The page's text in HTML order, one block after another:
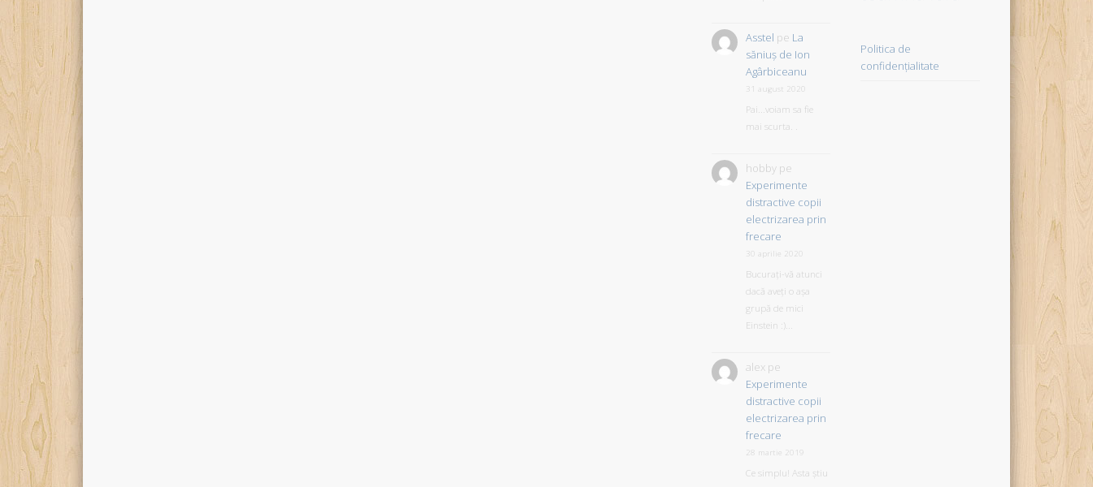
Asstel pe La
săniuş de Ion
Agârbiceanu
31 august 2020
Pai...voiam sa fie
mai scurta. .
hobbype
Experimente
distractive copii
electrizarea prin
frecare
30 aprilie 2020
Bucurați-vă atunci
dacă aveți o așa
grupă de mici
Einstein :)...
alexpe
Experimente
distractive copii
electrizarea prin
frecare
28 martie 2019
Ce simplu! Asta știu
Politica de
confidențialitate